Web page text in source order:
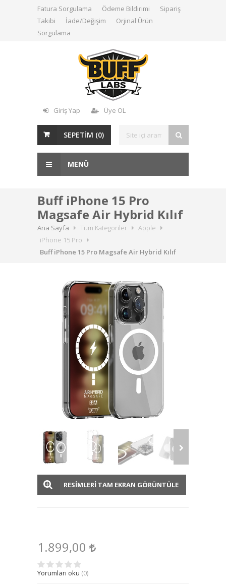
Fatura Sorgulama Ödeme Bildirimi
Sipariş
Takibi
İade/Değişim
Orjinal Ürün
Sorgulama
Giriş Yap Üye OL
SEPETİM (0)
MENÜ
Buff iPhone 15 Pro
Magsafe Air Hybrid Kılıf
Ana Sayfa Tüm Kategoriler
Apple
iPhone 15 Pro
Buff iPhone 15 Pro Magsafe Air Hybrid Kılıf
RESİMLERİ TAM EKRAN GÖRÜNTÜLE
1.899,00
Yorumları oku (0)